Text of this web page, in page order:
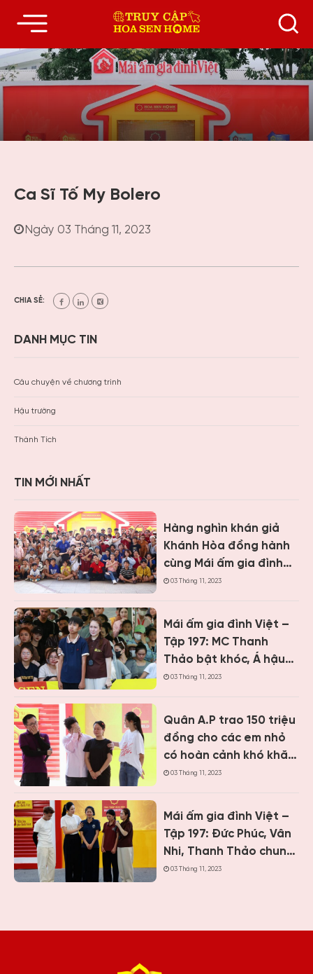
Ca Sĩ Tố My Bolero
Ngày 03 Tháng 11, 2023
CHIA SẺ:
DANH MỤC TIN
Câu chuyện về chương trình
Hậu trường
Thành Tích
TIN MỚI NHẤT
Hàng nghìn khán giả
Khánh Hòa đồng hành
cùng Mái ấm gia đình
Việt, trao hơn 9 tỷ
03 Tháng 11, 2023
Mái ấm gia đình Việt –
Tập 197: MC Thanh
Thảo bật khóc, Á hậu
Vân Nhi và ca sĩ Nguyễn
chăm mẹ bệnh tâm
thần
03 Tháng 11, 2023
Quân A.P trao 150 triệu
đồng cho các em nhỏ
có hoàn cảnh khó khăn
khi ghi hình “Mái ấm gia
03 Tháng 11, 2023
Mái ấm gia đình Việt –
Tập 197: Đức Phúc, Vân
Nhi, Thanh Thảo chung
tay giúp hai cô bé có
03 Tháng 11, 2023